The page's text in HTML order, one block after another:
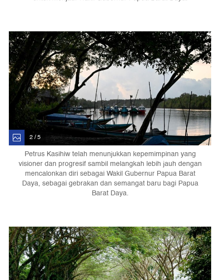
2 / 5
Petrus Kasihiw telah menunjukkan kepemimpinan yang
visioner dan progresif sambil melangkah lebih jauh dengan
mencalonkan diri sebagai Wakil Gubernur Papua Barat
Daya, sebagai gebrakan dan semangat baru bagi Papua
Barat Daya.